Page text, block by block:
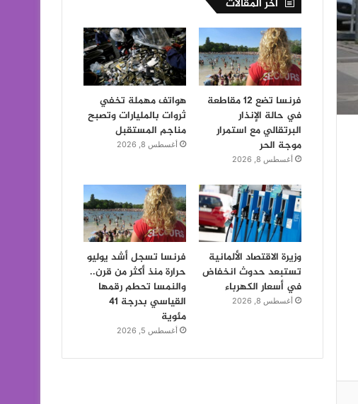
اخر المقالات
فرنسا تضع 12 مقاطعة
في حالة الإنذار
البرتقالي مع استمرار
موجة الحر
أغسطس 8, 2026
هواتف مهملة تخفي
ثروات بالمليارات وتصبح
مناجم المستقبل
أغسطس 8, 2026
وزيرة الاقتصاد الألمانية
تستبعد حدوث انخفاض
في أسعار الكهرباء
أغسطس 8, 2026
فرنسا تسجل أشد يوليو
حرارة منذ أكثر من قرن..
والنمسا تحطم رقمها
القياسي بدرجة 41
مئوية
أغسطس 5, 2026